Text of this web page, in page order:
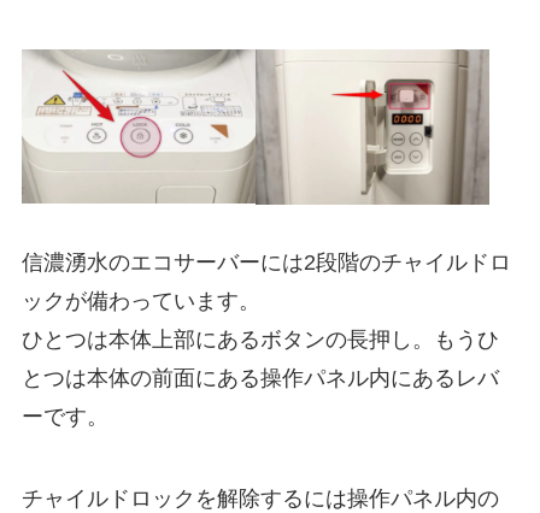
信濃湧水のエコサーバーには2段階のチャイルドロ
ックが備わっています。
ひとつは本体上部にあるボタンの長押し。もうひ
とつは本体の前面にある操作パネル内にあるレバ
ーです。
チャイルドロックを解除するには操作パネル内の